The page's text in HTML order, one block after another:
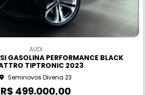
AUDI
GASOLINA PERFORMANCE BLACK
TIPTRONIC 2023
Seminovos Divena 23
R$ 499.000,00